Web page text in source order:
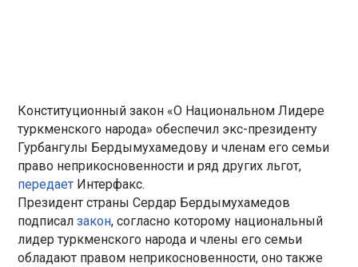
Конституционный закон «О Национальном Лидере
туркменского народа» обеспечил экс-президенту
Гурбангулы Бердымухамедову и членам его семьи
право неприкосновенности и ряд других льгот,
передает Интерфакс.
Президент страны Сердар Бердымухамедов
подписалзакон, согласно которому национальный
лидер туркменского народа и члены его семьи
обладают правом неприкосновенности, оно также